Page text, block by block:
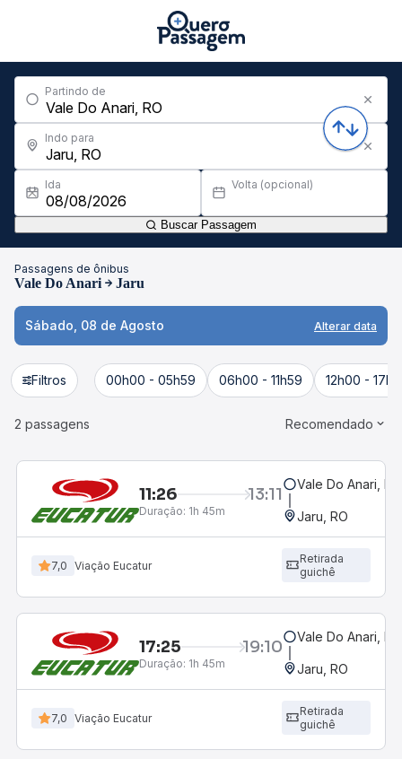
Partindo de
Indo para
Ida Volta (opcional)
Buscar Passagem
Passagens de ônibus
Vale Do Anari Jaru
Sábado, 08 de Agosto Alterar data
Filtros 00h00 - 05h59 06h00 - 11h59 12h00 -
2 passagens Recomendado
11:26 13:11
Duração: 1h 45m
Vale Do Anari, RO
Jaru, RO
7,0 Viação Eucatur
Retirada
guichê
17:25 19:10
Duração: 1h 45m
Vale Do Anari, RO
Jaru, RO
7,0 Viação Eucatur
Retirada
guichê